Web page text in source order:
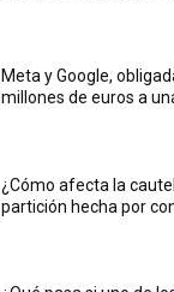
Meta y Google,
millones de euros a
¿Cómo afecta la
partición hecha por